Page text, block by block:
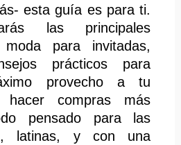
esta guía es para ti.
las principales
para invitadas,
prácticos para
provecho a tu
hacer compras más
pensado para las
latinas, y con una